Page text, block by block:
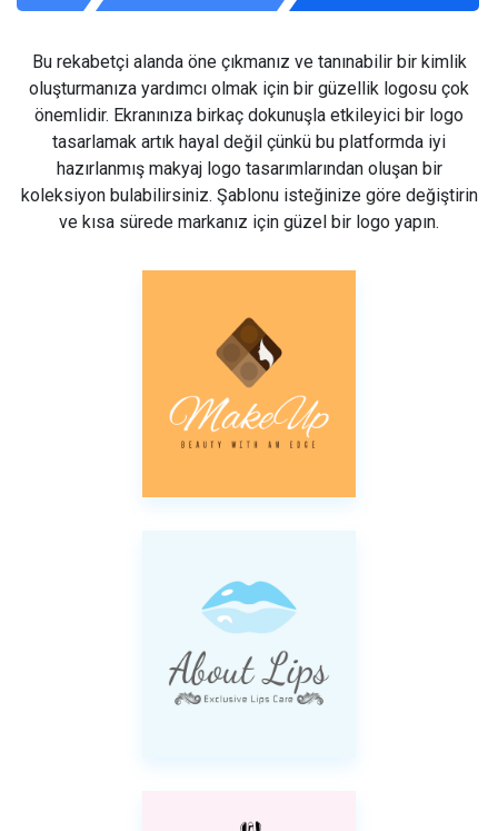
Bu rekabetçi alanda öne çıkmanız ve tanınabilir bir kimlik
oluşturmanıza yardımcı olmak için bir güzellik logosu çok
önemlidir. Ekranınıza birkaç dokunuşla etkileyici bir logo
tasarlamak artık hayal değil çünkü bu platformda iyi
hazırlanmış makyaj logo tasarımlarından oluşan bir
koleksiyon bulabilirsiniz. Şablonu isteğinize göre değiştirin
ve kısa sürede markanız için güzel bir logo yapın.